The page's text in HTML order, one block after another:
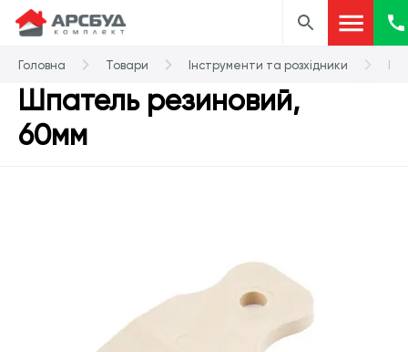
Головна Товари Інструменти та розхідники
Шпатель резиновий,
60мм